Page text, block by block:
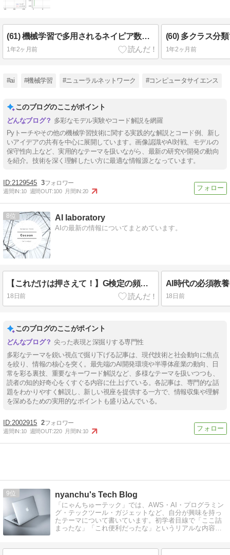
(61) 機械学習で多用されるネイピア数とは？
1年2ヶ月前
(60) 多クラス分
1年2ヶ月前
#ai #機械学習 #ニューラルネットワーク #コンピュータサイエンス
このブログのここがポイント
多彩なモデル実験やコード解説を網羅
Pyトーチやその他の機械学習技術に関する実践的な解説とコード例、新し
いアイデアの共有を中心に展開しています。画像認識やAI対戦、モデルの
保守性向上など、実用的なテーマを扱いながら、最新の研究や開発の動向
を紹介。技術を深く理解したい方に最適な情報源となっています。
2129545 3
週間IN:10 週間OUT:100 月間IN:20
8 AI laboratory
AIの最新の情報についてまとめています。
【これだけは押さえて！】G検定の頻出・重要キーワード完全まとめ【分野別】
18日前 18日前
このブログのここがポイント
尖った表現と深掘りする専門性
多彩なテーマを鋭い視点で掘り下げる記事は、現代技術と社会動向に焦点
を絞り、情報の核心を突く。最先端のAI開発環境や半導体産業の動向、日
常を彩る裏技、重要なキーワード解説など、多様なテーマを扱いつつも、
読者の知的好奇心をくすぐる内容に仕上げている。各記事は、専門的な話
題をわかりやすく解説し、新しい視座を提供する一方で、情報収集や理解
を深めるための実用的なポイントも盛り込んでいる。
2002915 2
週間IN:10 週間OUT:220 月間IN:10
9 nyanchu's Tech Blog
「にゃんちゅーテック」では、AWS・AI・プログラミン
グ・テックツール・ガジェットなど、自分が興味を持っ
たテーマについて書いています。初学者目線で「ここ詰
まったな」「これ便利だったな」というリアルな内容を